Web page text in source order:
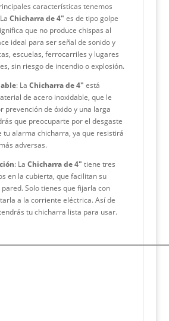
características tenemos
Chicharra de 4″ es de tipo golpe
que no produce chispas al
ideal para ser señal de sonido y
escuelas, ferrocarriles y lugares
sin riesgo de incendio o explosión.
: La Chicharra de 4″ está
de acero inoxidable, que le
prevención de óxido y una larga
que preocuparte por el desgaste
tu alarma chicharra, ya que resistirá
adversas.
: La Chicharra de 4″ tiene tres
en la cubierta, que facilitan su
Solo tienes que fijarla con
a la corriente eléctrica. Así de
tu chicharra lista para usar.